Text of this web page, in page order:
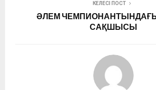
КЕЛЕСІ ПОСТ
ӘЛЕМ ЧЕМПИОНАНТЫНДАҒЫ
САҚШЫСЫ